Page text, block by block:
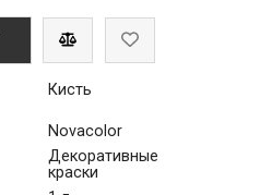
Кисть
Novacolor
Декоративные
краски